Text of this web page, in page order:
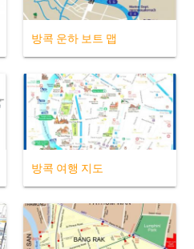
방콕 운하 보트 맵
방콕 여행 지도